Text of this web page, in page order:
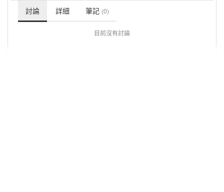
討論 詳細 筆記 (0)
目前沒有討論